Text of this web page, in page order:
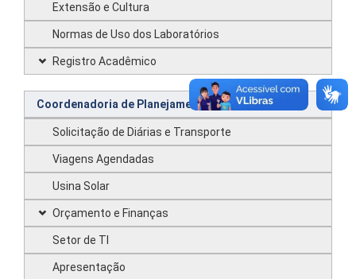
Extensão e Cultura
Normas de Uso dos Laboratórios
Registro Acadêmico
Coordenadoria de Planejamento e Administração
Solicitação de Diárias e Transporte
Viagens Agendadas
Usina Solar
Orçamento e Finanças
Setor de TI
Apresentação